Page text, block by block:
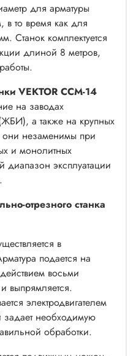
для арматуры
в то время как для
Станок комплектуется
длиной 8 метров,
VEKTOR ССМ-14
на заводах
а также на крупных
они незаменимы при
и монолитных
диапазон эксплуатации
отрезного станка
в
подается на
восьми
выпрямляется.
электродвигателем
необходимую
обработки.